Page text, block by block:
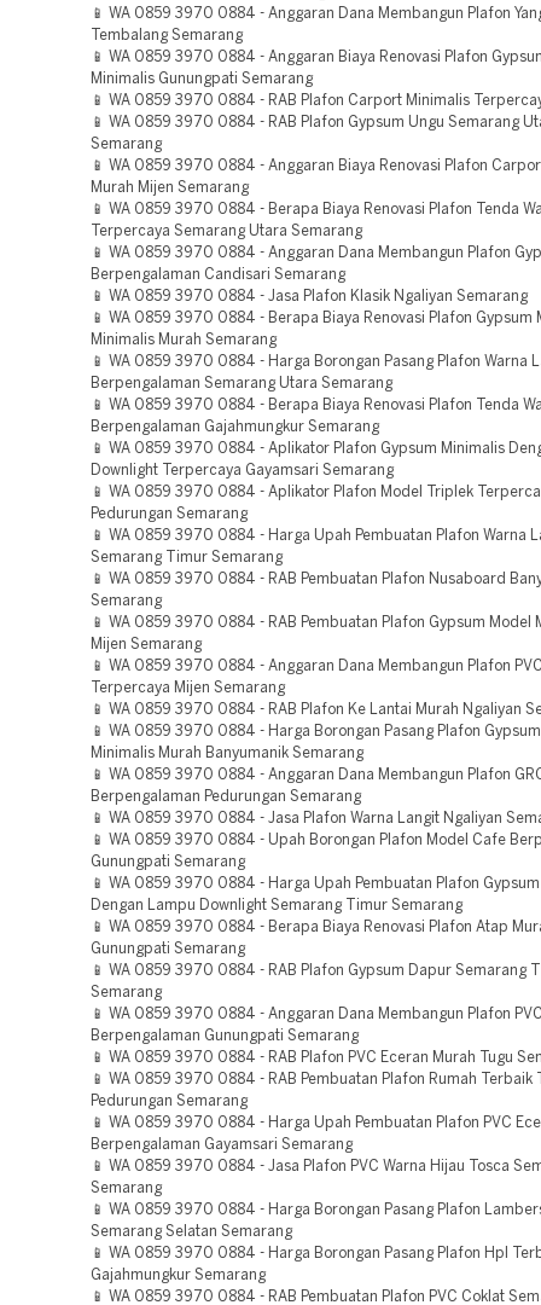
📱 WA 0859 3970 0884 - Anggaran Dana Membangun Plafon
Tembalang Semarang
📱 WA 0859 3970 0884 - Anggaran Biaya Renovasi Plafon
Minimalis Gunungpati Semarang
📱 WA 0859 3970 0884 - RAB Plafon Carport Minimalis
📱 WA 0859 3970 0884 - RAB Plafon Gypsum Ungu Semarang
Semarang
📱 WA 0859 3970 0884 - Anggaran Biaya Renovasi Plafon
Murah Mijen Semarang
📱 WA 0859 3970 0884 - Berapa Biaya Renovasi Plafon Tenda
Terpercaya Semarang Utara Semarang
📱 WA 0859 3970 0884 - Anggaran Dana Membangun Plafon
Berpengalaman Candisari Semarang
📱 WA 0859 3970 0884 - Jasa Plafon Klasik Ngaliyan Semarang
📱 WA 0859 3970 0884 - Berapa Biaya Renovasi Plafon Gypsum
Minimalis Murah Semarang
📱 WA 0859 3970 0884 - Harga Borongan Pasang Plafon Warna
Berpengalaman Semarang Utara Semarang
📱 WA 0859 3970 0884 - Berapa Biaya Renovasi Plafon Tenda
Berpengalaman Gajahmungkur Semarang
📱 WA 0859 3970 0884 - Aplikator Plafon Gypsum Minimalis
Downlight Terpercaya Gayamsari Semarang
📱 WA 0859 3970 0884 - Aplikator Plafon Model Triplek
Pedurungan Semarang
📱 WA 0859 3970 0884 - Harga Upah Pembuatan Plafon Warna
Semarang Timur Semarang
📱 WA 0859 3970 0884 - RAB Pembuatan Plafon Nusaboard
Semarang
📱 WA 0859 3970 0884 - RAB Pembuatan Plafon Gypsum Model
Mijen Semarang
📱 WA 0859 3970 0884 - Anggaran Dana Membangun Plafon
Terpercaya Mijen Semarang
📱 WA 0859 3970 0884 - RAB Plafon Ke Lantai Murah Ngaliyan
📱 WA 0859 3970 0884 - Harga Borongan Pasang Plafon
Minimalis Murah Banyumanik Semarang
📱 WA 0859 3970 0884 - Anggaran Dana Membangun Plafon
Berpengalaman Pedurungan Semarang
📱 WA 0859 3970 0884 - Jasa Plafon Warna Langit Ngaliyan
📱 WA 0859 3970 0884 - Upah Borongan Plafon Model Cafe
Gunungpati Semarang
📱 WA 0859 3970 0884 - Harga Upah Pembuatan Plafon
Dengan Lampu Downlight Semarang Timur Semarang
📱 WA 0859 3970 0884 - Berapa Biaya Renovasi Plafon Atap
Gunungpati Semarang
📱 WA 0859 3970 0884 - RAB Plafon Gypsum Dapur Semarang
Semarang
📱 WA 0859 3970 0884 - Anggaran Dana Membangun Plafon
Berpengalaman Gunungpati Semarang
📱 WA 0859 3970 0884 - RAB Plafon PVC Eceran Murah Tugu
📱 WA 0859 3970 0884 - RAB Pembuatan Plafon Rumah Terbaik
Pedurungan Semarang
📱 WA 0859 3970 0884 - Harga Upah Pembuatan Plafon PVC
Berpengalaman Gayamsari Semarang
📱 WA 0859 3970 0884 - Jasa Plafon PVC Warna Hijau Tosca
Semarang
📱 WA 0859 3970 0884 - Harga Borongan Pasang Plafon
Semarang Selatan Semarang
📱 WA 0859 3970 0884 - Harga Borongan Pasang Plafon Hpl
Gajahmungkur Semarang
📱 WA 0859 3970 0884 - RAB Pembuatan Plafon PVC Coklat